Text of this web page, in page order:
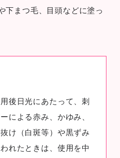
下まつ毛、目頭などに塗っ
後日光にあたって、刺
による赤み、かゆみ、
け（白斑等）や黒ずみ
れたときは、使用を中